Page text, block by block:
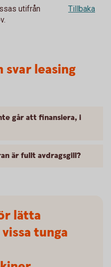
utifrån
Tillbaka
svar leasing
går att finansiera, i
är fullt avdragsgill?
lätta
tunga